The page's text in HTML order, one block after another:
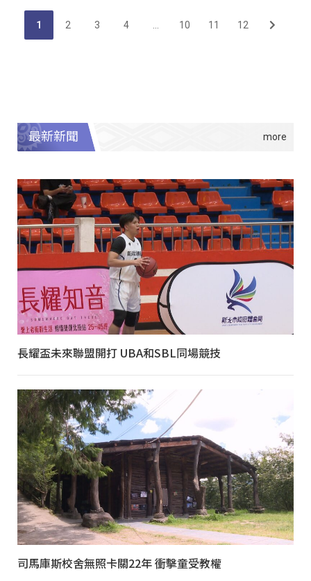
1 2 3 4 10 11 12
最新新聞
長耀盃未來聯盟開打 UBA和SBL同場競技
司馬庫斯校舍無照卡關22年 衝擊童受教權